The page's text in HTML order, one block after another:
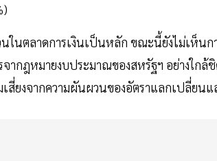
ในตลาดการเงินเป็นหลัก ขณะนี้ยังไม่เห็น
ากฎหมายงบประมาณของสหรัฐฯ อย่างใก
สี่ยงจากความผันผวนของอัตราแลกเปลี่ยนแ